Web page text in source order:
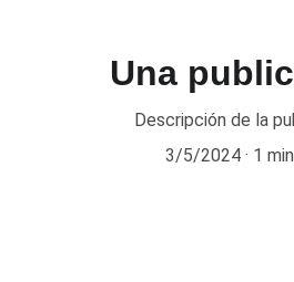
Una
Descripción de la
3/5/2024
1